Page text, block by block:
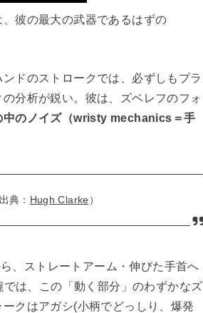
彼の最大の武器であるはずの
ドのストロークでは、必ずしもプラ
分析が鋭い。彼は、ズベレフのフォ
中のノイズ（wristy mechanics＝手
典： Hugh Clarke）
、ストレートアーム・伸びた手首へ
は、この「動く部分」のわずかなズ
クはアガシ(小柄でどっしり、爆発